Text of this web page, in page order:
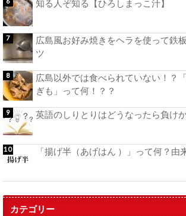
知る人ぞ知る【ひろしまっこ汁】
広島風お好み焼きをヘラを使って鉄
ツ
広島以外では食べられていない！？
ぎも」って何！？？
英語のしりとりはどうなったら負け
「揚げ半（あげはん ）」って何？由
カテゴリー